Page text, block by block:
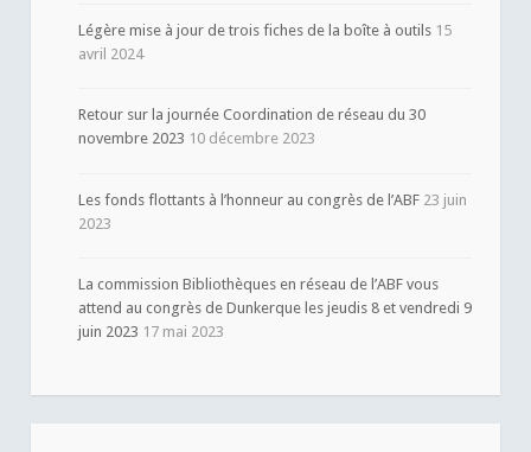
Légère mise à jour de trois fiches de la boîte à outils 15
avril 2024
Retour sur la journée Coordination de réseau du 30
novembre 2023 10 décembre 2023
Les fonds flottants à l’honneur au congrès de l’ABF 23 juin
2023
La commission Bibliothèques en réseau de l’ABF vous
attend au congrès de Dunkerque les jeudis 8 et vendredi 9
juin 2023 17 mai 2023